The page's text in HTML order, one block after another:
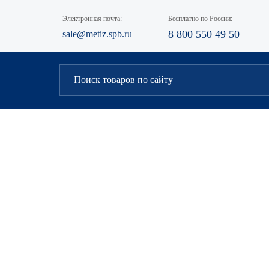
Электронная почта:
sale@metiz.spb.ru
Бесплатно по России:
8 800 550 49 50